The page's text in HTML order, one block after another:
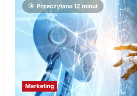
Przeczytano 12 minut
Marketing